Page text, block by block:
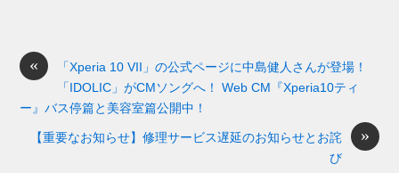
o
o
k
s
y
n
g
er
«
「Xperia 10 VII」の公式ページに中島健人さんが登場！
「IDOLIC」がCMソングへ！ Web CM『Xperia10ティ
ー』バス停篇と美容室篇公開中！
»
【重要なお知らせ】修理サービス遅延のお知らせとお詫
び